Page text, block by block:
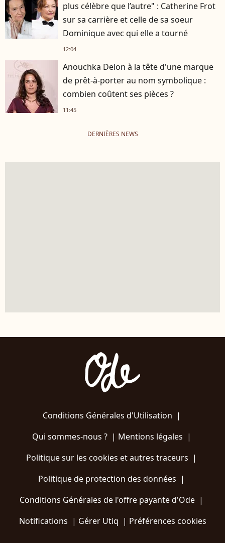
plus célèbre que l’autre" : Catherine Frot
sur sa carrière et celle de sa soeur
Dominique avec qui elle a tourné
12:04
Anouchka Delon à la tête d'une marque
de prêt-à-porter au nom symbolique :
combien coûtent ses pièces ?
11:45
DERNIÈRES NEWS
Conditions Générales d'Utilisation |
Qui sommes-nous ?| Mentions légales |
Politique sur les cookies et autres traceurs |
Politique de protection des données |
Conditions Générales de l'offre payante d'Ode |
Notifications | Gérer Utiq | Préférences cookies